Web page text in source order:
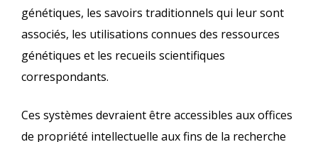
génétiques, les savoirs traditionnels qui leur sont
associés, les utilisations connues des ressources
génétiques et les recueils scientifiques
correspondants.
Ces systèmes devraient être accessibles aux offices
de propriété intellectuelle aux fins de la recherche